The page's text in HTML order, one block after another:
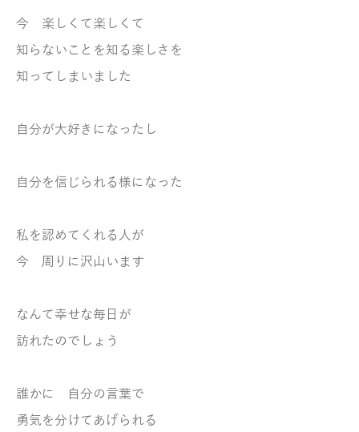
今 楽しくて楽しくて
知らないことを知る楽しさを
知ってしまいました
自分が大好きになったし
自分を信じられる様になった
私を認めてくれる人が
今 周りに沢山います
なんて幸せな毎日が
訪れたのでしょう
誰かに 自分の言葉で
勇気を分けてあげられる